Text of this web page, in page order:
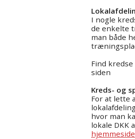
I nogle
de enkelte
man både
Find
siden
Kreds- og
For at lette
hvor man
lokale DKK
hjemmeside